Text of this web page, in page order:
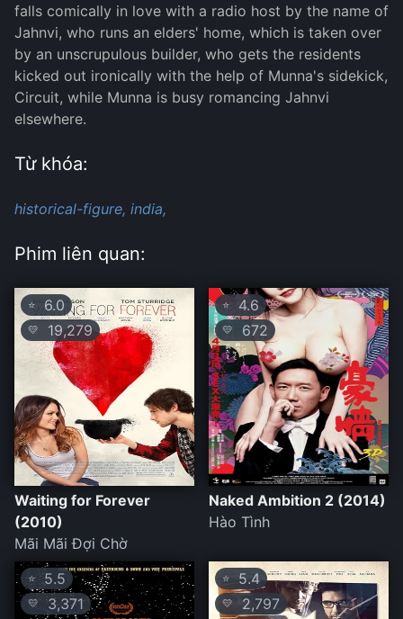
falls comically in love with a radio host by the name of
Jahnvi, who runs an elders' home, which is taken over
by an unscrupulous builder, who gets the residents
kicked out ironically with the help of Munna's sidekick,
Circuit, while Munna is busy romancing Jahnvi
elsewhere.
Từ khóa:
historical-figure, india,
Phim liên quan:
⭐ 6.0
💛 19,279
Waiting for Forever
(2010)
Mãi Mãi Đợi Chờ
⭐ 4.6
💛 672
Naked Ambition 2 (2014)
Hào Tình
⭐ 5.5
💛3,371
⭐ 5.4
💛 2,797